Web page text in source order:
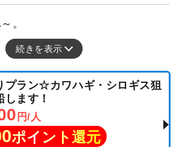
。
続きを表示
プラン☆カワハギ・シロギス狙
します！
円/人
ポイント還元